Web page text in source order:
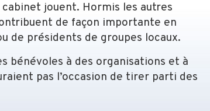
jouent. Hormis les autres
de façon importante en
de présidents de groupes locaux.
bénévoles à des organisations et à
pas l’occasion de tirer parti des